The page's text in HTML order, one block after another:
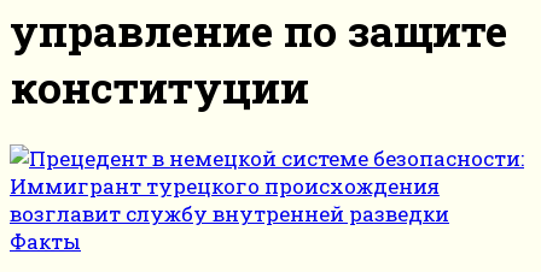
управление по защите
конституции
Факты